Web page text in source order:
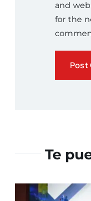
and
for the
Te